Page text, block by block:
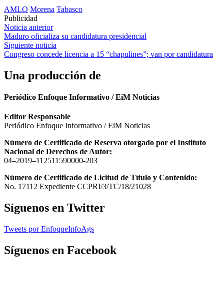
AMLO Morena Tabasco
Publicidad
Navegación
de
entradas
Noticia anterior
Maduro oficializa su candidatura presidencial
Siguiente noticia
Congreso concede licencia a 15 “chapulines”; van por candidatura
Una producción de
Periódico Enfoque Informativo / EiM Noticias
Editor Responsable
Periódico Enfoque Informativo / EiM Noticias
Número de Certificado de Reserva otorgado por el Instituto
Nacional de Derechos de Autor:
04–2019–112511590000-203
Número de Certificado de Licitud de Título y Contenido:
No. 17112 Expediente CCPRI/3/TC/18/21028
Síguenos en Twitter
Tweets por EnfoqueInfoAgs
Síguenos en Facebook